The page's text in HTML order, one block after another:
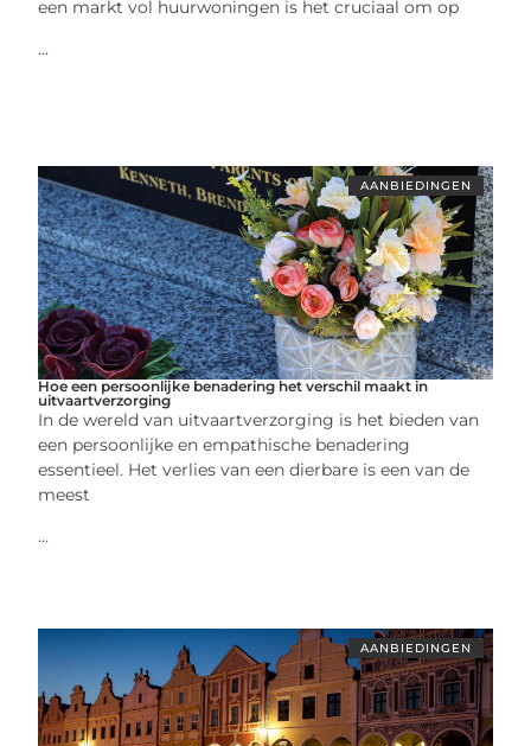
een markt vol huurwoningen is het cruciaal om op
...
AANBIEDINGEN
Hoe een persoonlijke benadering het verschil maakt in
uitvaartverzorging
In de wereld van uitvaartverzorging is het bieden van
een persoonlijke en empathische benadering
essentieel. Het verlies van een dierbare is een van de
meest
...
AANBIEDINGEN